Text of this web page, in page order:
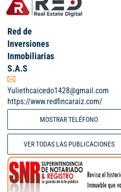
Red de
Inversiones
Inmobiliarias
S.A.S
Yuliethcaicedo1428@gmail.com
https://www.redfincaraiz.com/
MOSTRAR TELÉFONO
VER TODAS LAS PUBLICACIONES